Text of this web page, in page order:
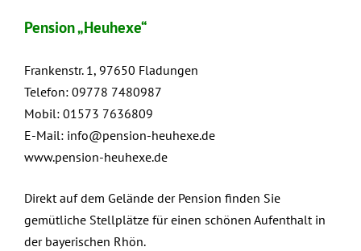
Pension „Heuhexe“
Frankenstr. 1, 97650 Fladungen
Telefon: 09778 7480987
Mobil: 01573 7636809
E-Mail: info@pension-heuhexe.de
www.pension-heuhexe.de
Direkt auf dem Gelände der Pension finden Sie
gemütliche Stellplätze für einen schönen Aufenthalt in
der bayerischen Rhön.